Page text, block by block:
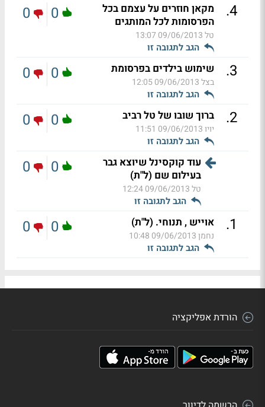
4
.
מקאן חוזרים על עצמם בכל
הפרסומות לכל המותגים
טל09/06/2013 13:07
הגב לתגובה זו
0
0
3
. שימוש בילדים בפרסומת
בצל09/06/2013 12:05
הגב לתגובה זו
0
0
2
. ברוך שובו של טל רביב
יויו09/06/2013 11:51
הגב לתגובה זו
0
0
עוד קוקסינל שיוצא גבר
בעילום שם (ל"ת)
טל09/06/2013 12:24
הגב לתגובה זו
0
0
1
. אוייש , תנוחי. (ל"ת)
נחמן09/06/2013 10:48
הגב לתגובה זו
0
0
הורדת אפליקציה